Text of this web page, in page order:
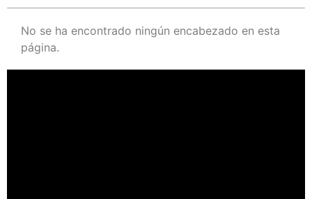
No se ha encontrado ningún encabezado en esta
página.